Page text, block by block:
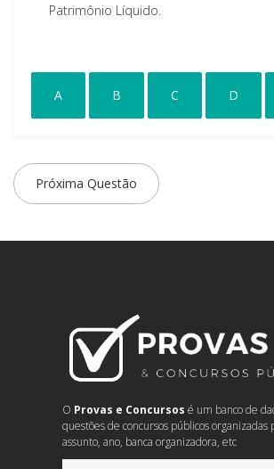
Patrimônio Líquido.
A B C D
Próxima Questão
O Provas e Concursos é um banco de
questões de concursos públicos organizadas
assunto, ano, banca organizadora, etc